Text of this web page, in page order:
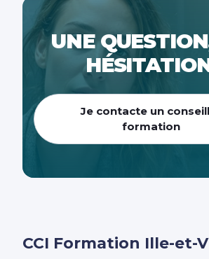
UNE
Je contacte un
formation
CCI Formation Ille-et-